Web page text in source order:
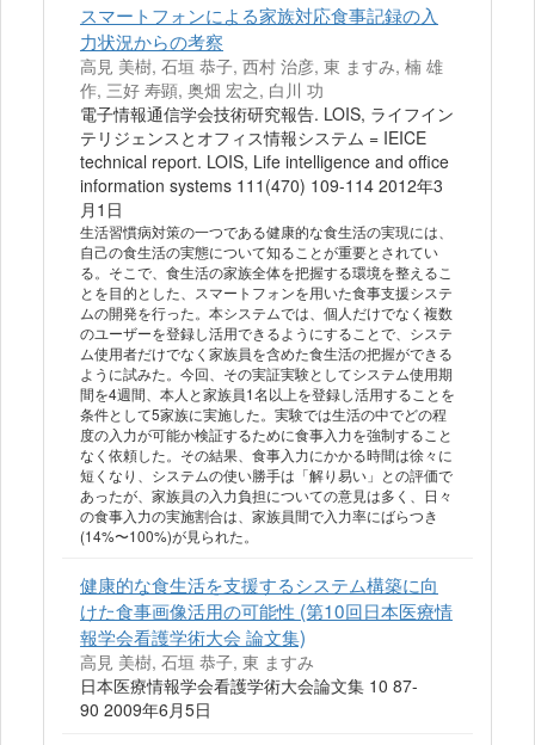
スマートフォンによる家族対応食事記録の入
力状況からの考察
高見 美樹, 石垣 恭子, 西村 治彦, 東 ますみ, 楠 雄
作, 三好 寿顕, 奥畑 宏之, 白川 功
電子情報通信学会技術研究報告. LOIS, ライフイン
テリジェンスとオフィス情報システム = IEICE
technical report. LOIS, Life intelligence and office
information systems 111(470) 109-114 2012年3
月1日
生活習慣病対策の一つである健康的な食生活の実現には、
自己の食生活の実態について知ることが重要とされてい
る。そこで、食生活の家族全体を把握する環境を整えるこ
とを目的とした、スマートフォンを用いた食事支援システ
ムの開発を行った。本システムでは、個人だけでなく複数
のユーザーを登録し活用できるようにすることで、システ
ム使用者だけでなく家族員を含めた食生活の把握ができる
ように試みた。今回、その実証実験としてシステム使用期
間を4週間、本人と家族員1名以上を登録し活用することを
条件として5家族に実施した。実験では生活の中でどの程
度の入力が可能か検証するために食事入力を強制すること
なく依頼した。その結果、食事入力にかかる時間は徐々に
短くなり、システムの使い勝手は「解り易い」との評価で
あったが、家族員の入力負担についての意見は多く、日々
の食事入力の実施割合は、家族員間で入力率にばらつき
(14%〜100%)が見られた。
健康的な食生活を支援するシステム構築に向
けた食事画像活用の可能性 (第10回日本医療情
報学会看護学術大会 論文集)
高見 美樹, 石垣 恭子, 東 ますみ
日本医療情報学会看護学術大会論文集 10 87-
90 2009年6月5日